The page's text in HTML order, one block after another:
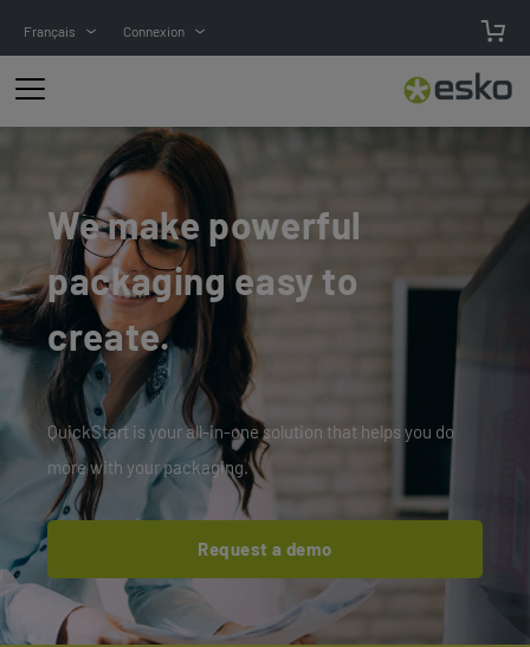
Français Connexion
We make powerful
packaging easy to
create.
QuickStart is your all-in-one solution that helps you do
more with your packaging.
Request a demo